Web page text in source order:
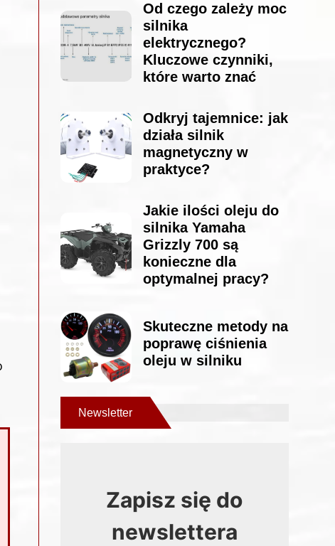
Od czego zależy moc
silnika
elektrycznego?
Kluczowe czynniki,
które warto znać
Odkryj tajemnice: jak
działa silnik
magnetyczny w
praktyce?
Jakie ilości oleju do
silnika Yamaha
Grizzly 700 są
konieczne dla
optymalnej pracy?
Skuteczne metody na
poprawę ciśnienia
oleju w silniku
Newsletter
Zapisz się do
newslettera